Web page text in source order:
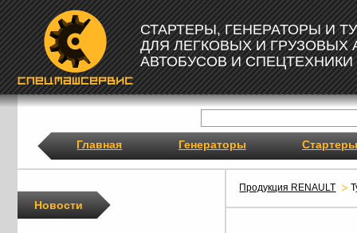
СТАРТЕРЫ, ГЕНЕРАТОРЫ И
ДЛЯ ЛЕГКОВЫХ И ГРУЗОВЫХ
АВТОБУСОВ И СПЕЦТЕХНИКИ
Главная Генераторы Стартеры
Продукция RENAULT
Новости